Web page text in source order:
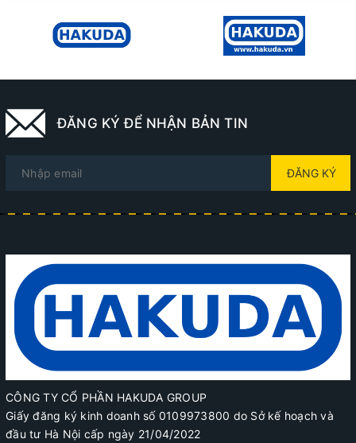
ĐĂNG KÝ ĐỂ NHẬN BẢN TIN
ĐĂNG KÝ
CÔNG TY CỔ PHẦN HAKUDA GROUP
Giấy đăng ký kinh doanh số 0109973800 do Sở kế hoạch và
đầu tư Hà Nội cấp ngày 21/04/2022